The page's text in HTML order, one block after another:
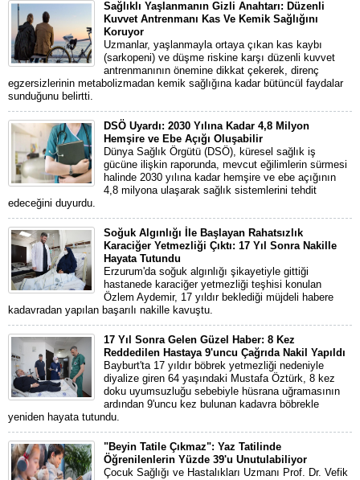
Sağlıklı Yaşlanmanın Gizli Anahtarı: Düzenli
Kuvvet Antrenmanı Kas Ve Kemik Sağlığını
Koruyor
Uzmanlar, yaşlanmayla ortaya çıkan kas kaybı
(sarkopeni) ve düşme riskine karşı düzenli kuvvet
antrenmanının önemine dikkat çekerek, direnç
egzersizlerinin metabolizmadan kemik sağlığına kadar bütüncül faydalar
sunduğunu belirtti.
DSÖ Uyardı: 2030 Yılına Kadar 4,8 Milyon
Hemşire ve Ebe Açığı Oluşabilir
Dünya Sağlık Örgütü (DSÖ), küresel sağlık iş
gücüne ilişkin raporunda, mevcut eğilimlerin sürmesi
halinde 2030 yılına kadar hemşire ve ebe açığının
4,8 milyona ulaşarak sağlık sistemlerini tehdit
edeceğini duyurdu.
Soğuk Algınlığı İle Başlayan Rahatsızlık
Karaciğer Yetmezliği Çıktı: 17 Yıl Sonra Nakille
Hayata Tutundu
Erzurum'da soğuk algınlığı şikayetiyle gittiği
hastanede karaciğer yetmezliği teşhisi konulan
Özlem Aydemir, 17 yıldır beklediği müjdeli habere
kadavradan yapılan başarılı nakille kavuştu.
17 Yıl Sonra Gelen Güzel Haber: 8 Kez
Reddedilen Hastaya 9'uncu Çağrıda Nakil Yapıldı
Bayburt'ta 17 yıldır böbrek yetmezliği nedeniyle
diyalize giren 64 yaşındaki Mustafa Öztürk, 8 kez
doku uyumsuzluğu sebebiyle hüsrana uğramasının
ardından 9'uncu kez bulunan kadavra böbrekle
yeniden hayata tutundu.
"Beyin Tatile Çıkmaz": Yaz Tatilinde
Öğrenilenlerin Yüzde 39'u Unutulabiliyor
Çocuk Sağlığı ve Hastalıkları Uzmanı Prof. Dr. Vefik